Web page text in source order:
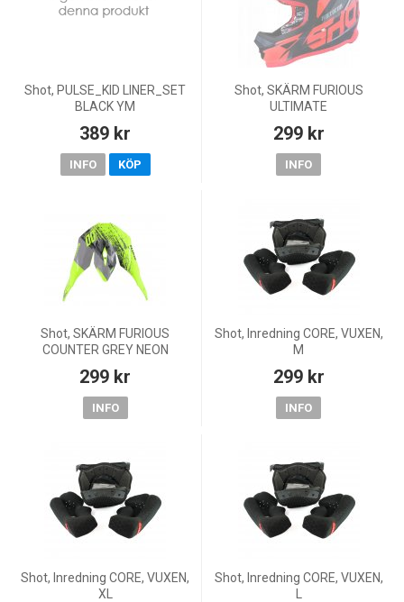
Shot, PULSE_KID LINER_SET
BLACK YM
389 kr
INFO KÖP
Shot, SKÄRM FURIOUS
ULTIMATE
299 kr
INFO
Shot, SKÄRM FURIOUS
COUNTER GREY NEON
YELLOW
299 kr
INFO
Shot, Inredning CORE, VUXEN,
M
299 kr
INFO
Shot, Inredning CORE, VUXEN,
XL
Shot, Inredning CORE, VUXEN,